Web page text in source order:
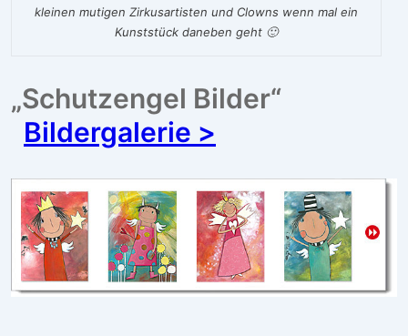
kleinen mutigen Zirkusartisten und Clowns wenn mal ein
Kunststück daneben geht 🙂
„Schutzengel Bilder“
Bildergalerie >